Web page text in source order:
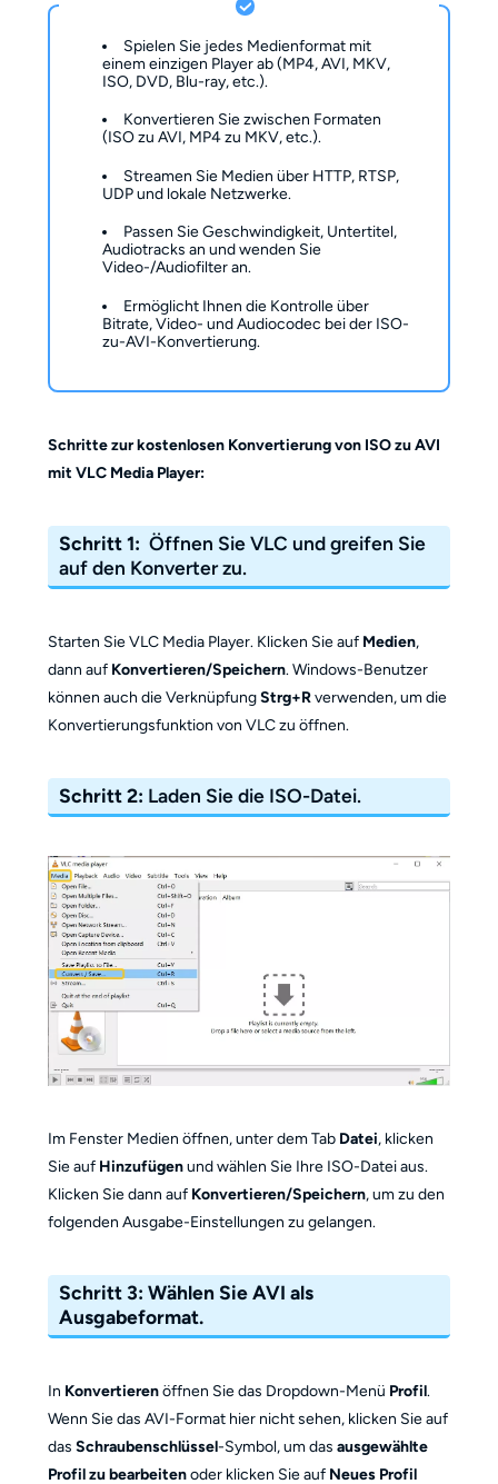
Spielen Sie jedes Medienformat mit
einem einzigen Player ab (MP4, AVI, MKV,
ISO, DVD, Blu-ray, etc.).
Konvertieren Sie zwischen Formaten
(ISO zu AVI, MP4 zu MKV, etc.).
Streamen Sie Medien über HTTP, RTSP,
UDP und lokale Netzwerke.
Passen Sie Geschwindigkeit, Untertitel,
Audiotracks an und wenden Sie
Video-/Audiofilter an.
Ermöglicht Ihnen die Kontrolle über
Bitrate, Video- und Audiocodec bei der ISO-
zu-AVI-Konvertierung.
Schritte zur kostenlosen Konvertierung von ISO zu AVI
mit VLC Media Player:
Schritt 1: Öffnen Sie VLC und greifen Sie
auf den Konverter zu.
Starten Sie VLC Media Player. Klicken Sie auf Medien,
dann auf Konvertieren/Speichern. Windows-Benutzer
können auch die VerknüpfungStrg+Rverwenden, um die
Konvertierungsfunktion von VLC zu öffnen.
Schritt 2: Laden Sie die ISO-Datei.
Im Fenster Medien öffnen, unter dem Tab Datei, klicken
Sie auf Hinzufügenund wählen Sie Ihre ISO-Datei aus.
Klicken Sie dann auf Konvertieren/Speichern, um zu den
folgenden Ausgabe-Einstellungen zu gelangen.
Schritt 3: Wählen Sie AVI als
Ausgabeformat.
In Konvertierenöffnen Sie das Dropdown-Menü Profil.
Wenn Sie das AVI-Format hier nicht sehen, klicken Sie auf
das Schraubenschlüssel-Symbol, um das ausgewählte
Profil zu bearbeitenoder klicken Sie auf Neues Profil